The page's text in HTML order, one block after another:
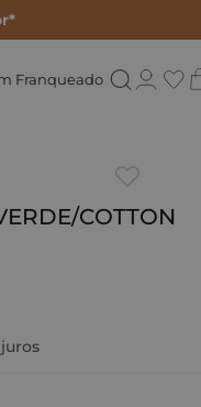
Franqueado
COTTON